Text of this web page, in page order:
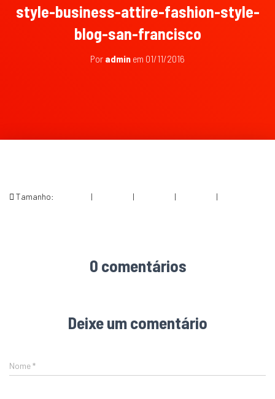
style-business-attire-fashion-style-
blog-san-francisco
Por admin em 01/11/2016
Tamanho: | | | |
0 comentários
Deixe um comentário
Nome*